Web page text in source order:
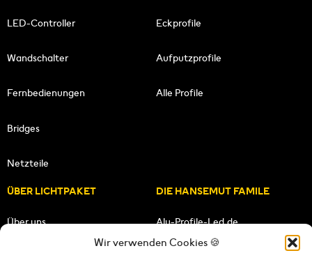
Wir verwenden Cookies 🍪
LED-Controller
Wandschalter
Fernbedienungen
Bridges
Netzteile
Eckprofile
Aufputzprofile
Alle Profile
ÜBER LICHTPAKET
Über uns
DIE HANSEMUT FAMILE
Alu-Profile-Led.de